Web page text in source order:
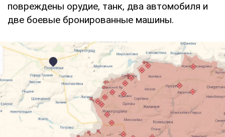
повреждены орудие, танк, два автомобиля и
две боевые бронированные машины.